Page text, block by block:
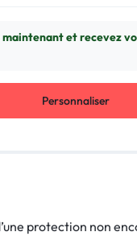
maintenant et recevez
Personnaliser
protection non